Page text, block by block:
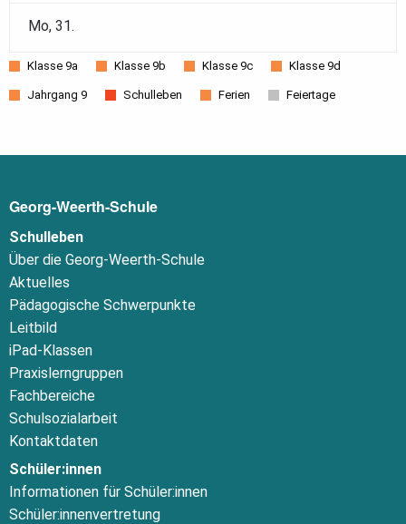
Mo, 31.
Klasse 9a Klasse 9b Klasse 9c Klasse 9d
Jahrgang 9 Schulleben Ferien Feiertage
Georg-Weerth-Schule
Schulleben
Über die Georg-Weerth-Schule
Aktuelles
Pädagogische Schwerpunkte
Leitbild
iPad-Klassen
Praxislerngruppen
Fachbereiche
Schulsozialarbeit
Kontaktdaten
Schüler:innen
Informationen für Schüler:innen
Schüler:innenvertretung